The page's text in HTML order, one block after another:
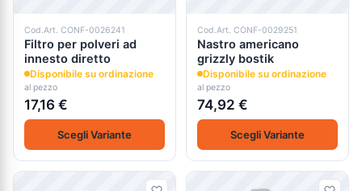
Cod.Art. CONF-0026241
Filtro per polveri ad
innesto diretto
Disponibile su ordinazione
al pezzo
17,16 €
Scegli Variante
Cod.Art. CONF-0029251
Nastro americano
grizzly bostik
Disponibile su ordinazione
al pezzo
74,92 €
Scegli Variante